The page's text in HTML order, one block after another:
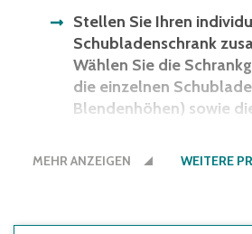
Stellen Sie Ihren
Schubladenschrank
Wählen Sie die
die einzelnen
Blendenhöhen) sowie
Sie können
MEHR ANZEIGEN WEITERE